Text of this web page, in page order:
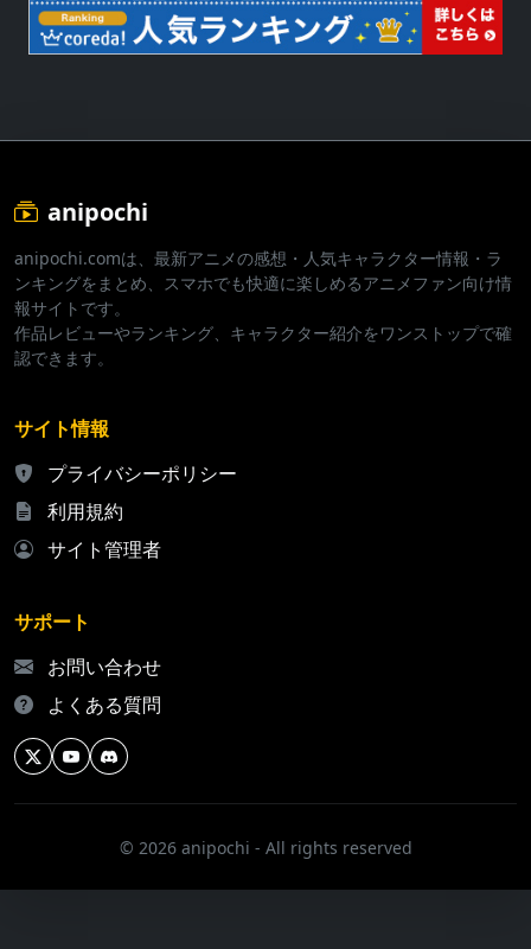
anipochi
anipochi.comは、最新アニメの感想・人気キャラクター情報・ラ
ンキングをまとめ、スマホでも快適に楽しめるアニメファン向け情
報サイトです。
作品レビューやランキング、キャラクター紹介をワンストップで確
認できます。
サイト情報
プライバシーポリシー
利用規約
サイト管理者
サポート
お問い合わせ
よくある質問
© 2026 anipochi - All rights reserved